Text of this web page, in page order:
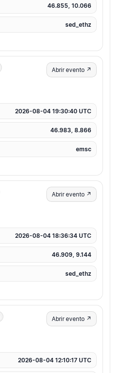
46.855, 10.066
sed_ethz
Abrir evento ↗
2026-08-04 19:30:40 UTC
46.983, 8.866
emsc
Abrir evento ↗
2026-08-04 18:36:34 UTC
46.909, 9.144
sed_ethz
Abrir evento ↗
2026-08-04 12:10:17 UTC